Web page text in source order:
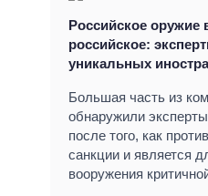
Российское оружие
российское:
уникальных
Большая часть из
обнаружили
после того, как
санкции и является
вооружения